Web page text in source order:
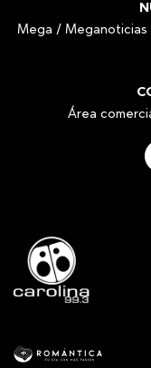
Mega / Meganoticias
Área